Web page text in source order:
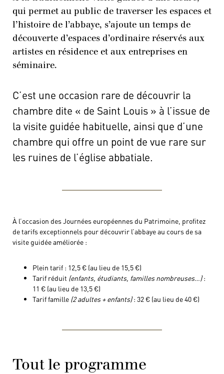
qui permet au public de traverser les espaces et
l’histoire de l’abbaye, s’ajoute un temps de
découverte d’espaces d’ordinaire réservés aux
artistes en résidence et aux entreprises en
séminaire.
C’est une occasion rare de découvrir la
chambre dite « de Saint Louis » à l’issue de
la visite guidée habituelle, ainsi que d’une
chambre qui offre un point de vue rare sur
les ruines de l’église abbatiale.
À l’occasion des Journées européennes du Patrimoine, profitez
de tarifs exceptionnels pour découvrir l’abbaye au cours de sa
visite guidée améliorée :
Plein tarif : 12,5 € (au lieu de 15,5 €)
Tarif réduit (enfants, étudiants, familles nombreuses…):
11 € (au lieu de 13,5 €)
Tarif famille (2 adultes + enfants): 32 € (au lieu de 40 €)
Tout le programme